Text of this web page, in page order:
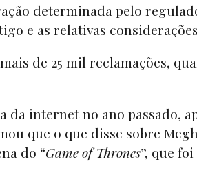
determinada pelo
e as relativas
de 25 mil reclamações,
internet no ano passado,
que o que disse sobre
do “Game of Thrones”, que